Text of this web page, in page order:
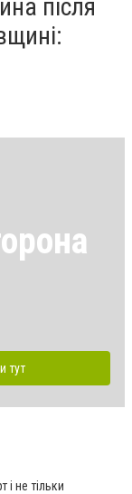
після
тут
і не тільки